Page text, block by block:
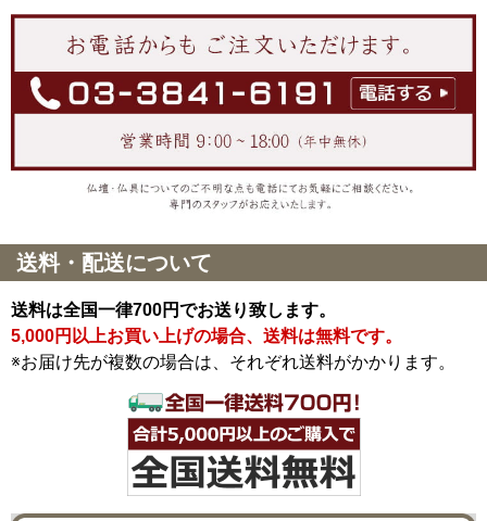
送料・配送について
送料は全国一律700円でお送り致します。
5,000円以上お買い上げの場合、送料は無料です。
※お届け先が複数の場合は、それぞれ送料がかかります。